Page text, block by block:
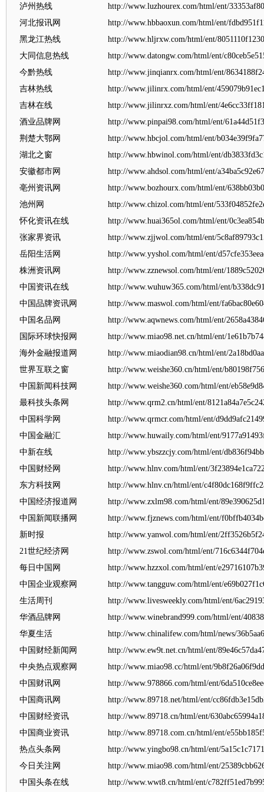
泸州热线
http://www.luzhourex.com/html/ent/
河北报讯网
http://www.hbbaoxun.com/html/ent/
黑龙江热线
http://www.hljrxw.com/html/ent/
大同信息热线
http://www.datongw.com/html/ent/
今黔热线
http://www.jinqianrx.com/html/ent/
吉林热线
http://www.jilinrx.com/html/ent/
吉林在线
http://www.jilinrxz.com/html/ent/
酒业品牌网
http://www.pinpai98.com/html/ent/
荆楚大鄂网
http://www.hbcjol.com/html/ent/
湖北之窗
http://www.hbwinol.com/html/ent/
安徽都市网
http://www.ahdsol.com/html/ent/
亳州资讯网
http://www.bozhourx.com/html/ent/
池州网
http://www.chizol.com/html/ent/
怀化资讯在线
http://www.huai365ol.com/html/ent/
张家界资讯
http://www.zjjwol.com/html/ent/
岳阳生活网
http://www.yyshol.com/html/ent/
株洲资讯网
http://www.zznewsol.com/html/ent/
中国资讯在线
http://www.wuhuw365.com/html/ent/
中国品牌资讯网
http://www.maswol.com/html/ent/
中国名品网
http://www.aqwnews.com/html/ent/
国际环球快报网
http://www.miao98.net.cn/html/ent/
海外金融报道网
http://www.miaodian98.cn/html/ent/
世界互联之窗
http://www.weishe360.cn/html/ent/
中国新闻科技网
http://www.weishe360.com/html/ent/
最科技头条网
http://www.qrm2.cn/html/ent/
中国科学网
http://www.qrmcr.com/html/ent/
中国金融汇
http://www.huwaily.com/html/ent/
中新在线
http://www.ybszzcjy.com/html/ent/
中国财经网
http://www.hlnv.com/html/ent/
东方科技网
http://www.hlnv.cn/html/ent/
中国经济报道网
http://www.zxlm98.com/html/ent/
中国新闻联播网
http://www.fjznews.com/html/ent/
新时报
http://www.yanwol.com/html/ent/
21世纪经济网
http://www.zswol.com/html/ent/
每日中国网
http://www.hzzxol.com/html/ent/
中国企业观察网
http://www.tangguw.com/html/ent/
生活周刊
http://www.livesweekly.com/html/ent/
华酒品牌网
http://www.winebrand999.com/html/ent/
华夏生活
http://www.chinalifew.com/html/news/
中国财经新闻网
http://www.ew9t.net.cn/html/ent/
中央热点观察网
http://www.miao98.cc/html/ent/
中国财讯网
http://www.978866.com/html/ent/
中国商讯网
http://www.89718.net/html/ent/
中国财经资讯
http://www.89718.cn/html/ent/
中国商业资讯
http://www.89718.com.cn/html/ent/
热点头条网
http://www.yingbo98.cn/html/ent/
今日关注网
http://www.miao98.com/html/ent/
中国头条在线
http://www.wwt8.cn/html/ent/